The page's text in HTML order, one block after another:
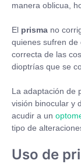
manera oblicua,
El prisma no
quienes sufren de
correcta de las
dioptrías que se
La adaptación de
visión binocular y
acudir a un
tipo de
Uso de